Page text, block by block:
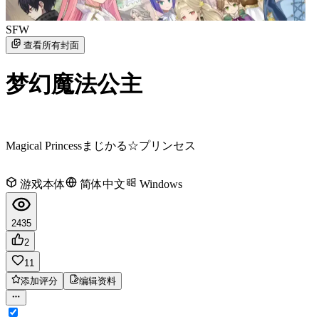
SFW
查看所有封面
梦幻魔法公主
Magical Princessまじかる☆プリンセス
游戏本体 简体中文 Windows
2435
2
11
添加评分
编辑资料